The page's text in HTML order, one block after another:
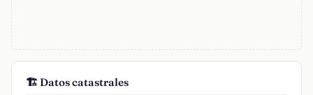
🏗️ Datos catastrales